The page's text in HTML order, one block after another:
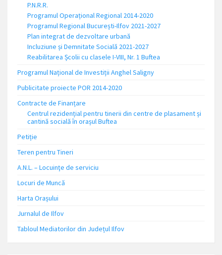
P.N.R.R.
Programul Operațional Regional 2014-2020
Programul Regional București-Ilfov 2021-2027
Plan integrat de dezvoltare urbană
Incluziune și Demnitate Socială 2021-2027
Reabilitarea Școlii cu clasele I-VIII, Nr. 1 Buftea
Programul Național de Investiții Anghel Saligny
Publicitate proiecte POR 2014-2020
Contracte de Finanțare
Centrul rezidențial pentru tinerii din centre de plasament și
cantină socială în orașul Buftea
Petiție
Teren pentru Tineri
A.N.L. – Locuinţe de serviciu
Locuri de Muncă
Harta Orașului
Jurnalul de Ilfov
Tabloul Mediatorilor din Județul Ilfov